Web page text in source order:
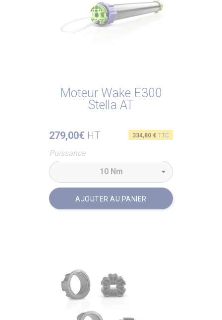
Moteur Wake E300
Stella AT
279,00€ HT Prix
334,80 € TTC
Puissance
AJOUTER AU PANIER